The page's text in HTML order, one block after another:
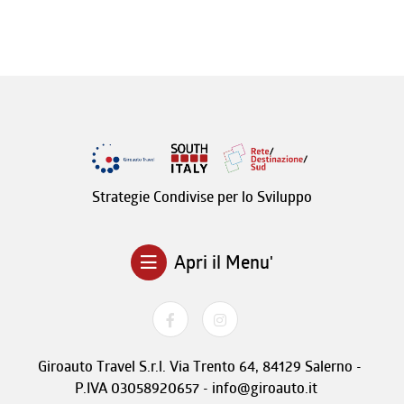
Strategie Condivise per lo Sviluppo
Apri il Menu'
Giroauto Travel S.r.l. Via Trento 64, 84129 Salerno -
P.IVA 03058920657 - info@giroauto.it